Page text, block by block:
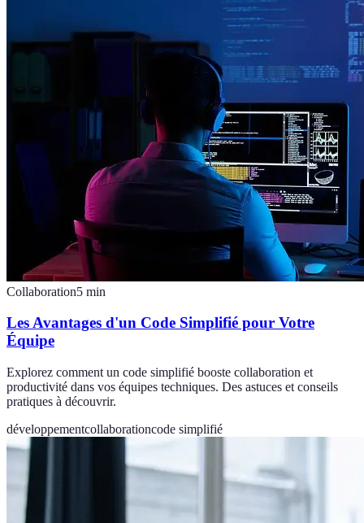
Collaboration5 min
Les Avantages d'un Code Simplifié pour Votre
Équipe
Explorez comment un code simplifié booste collaboration et
productivité dans vos équipes techniques. Des astuces et conseils
pratiques à découvrir.
développementcollaborationcode simplifié